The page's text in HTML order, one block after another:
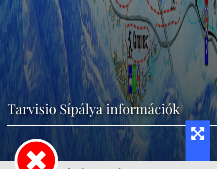
Tarvisio Sípálya információk